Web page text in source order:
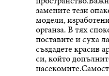
замените тези
модели,
органза. В тях
поставите и суха
създадете красив
си, който